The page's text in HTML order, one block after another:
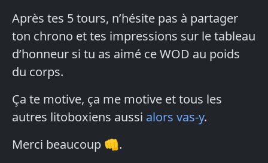
Après tes 5 tours, n’hésite pas à partager
ton chrono et tes impressions sur le tableau
d’honneur si tu as aimé ce WOD au poids
du corps.
Ça te motive, ça me motive et tous les
autres litoboxiens aussi alors vas-y.
Merci beaucoup 👊.